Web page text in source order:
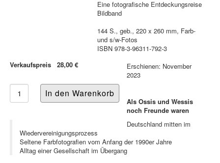
Verkaufspreis 28,00 €
Eine fotografische Entdeckungsreise
Bildband
144 S., geb., 220 x 260 mm, Farb-
und s/w-Fotos
ISBN 978-3-96311-792-3
Erschienen: November
2023
Als Ossis und Wessis
noch Freunde waren
Deutschland mitten im
Wiedervereinigungsprozess
Seltene Farbfotografien vom Anfang der 1990er Jahre
Alltag einer Gesellschaft im Übergang